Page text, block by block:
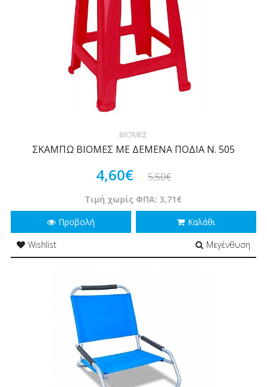
ΒΙΟΜΕΣ
ΣΚΑΜΠΩ ΒΙΟΜΕΣ ΜΕ ΔΕΜΕΝΑ ΠΟΔΙΑ Ν. 505
4,60€ 5,50€
Τιμή χωρίς ΦΠΑ: 3,71€
Προβολή
Καλάθι
Wishlist
Μεγένθυση